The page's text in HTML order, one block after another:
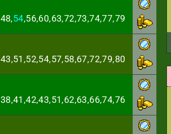
48,54,56,60,63,72,73,74,77,79
43,51,52,54,57,58,67,72,79,80
38,41,42,43,51,62,63,66,74,76